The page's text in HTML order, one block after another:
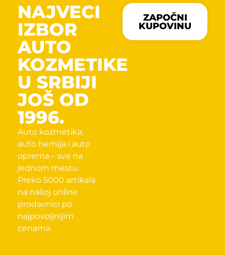
NAJVECI
IZBOR
AUTO
KOZMETIKE
U SRBIJI
JOŠ OD
1996.
Auto kozmetika,
auto hemija i auto
oprema – sve na
jednom mestu.
Preko 5000 artikala
na našoj online
prodavnici po
najpovoljnijim
cenama.
ZAPOČNI
KUPOVINU